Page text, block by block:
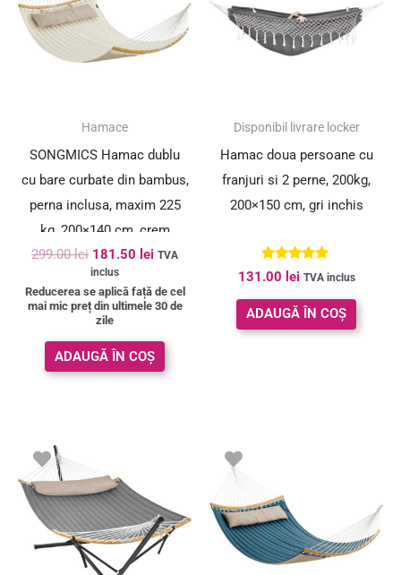
SUPER PREȚ!Hamace
SONGMICS Hamac dublu
cu bare curbate din bambus,
perna inclusa, maxim 225
kg, 200×140 cm, crem
299.00lei
299.00 lei.
181.50 lei TVA
inclus
Reducerea se aplică față de cel
mai mic preț din ultimele 30 de
zile
ADAUGĂ ÎN COȘ
Disponibil livrare locker
Hamac doua persoane cu
franjuri si 2 perne, 200kg,
200×150 cm, gri inchis
Evaluat la
5.00
din 5
131.00 lei TVA inclus
ADAUGĂ ÎN COȘ
a
fost:
679.00 lei.
fost:
299.00 lei.